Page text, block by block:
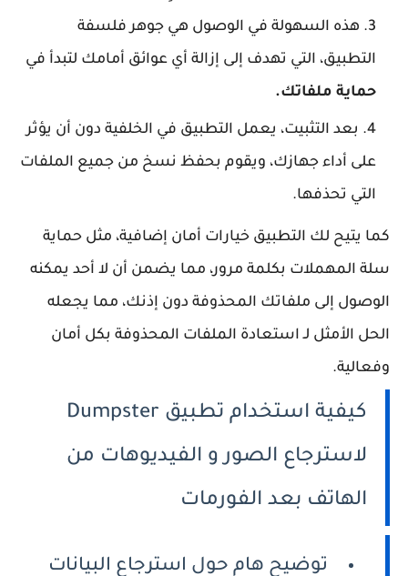
هذه السهولة في الوصول هي جوهر فلسفة
التطبيق، التي تهدف إلى إزالة أي عوائق أمامك لتبدأ في
حماية ملفاتك.
بعد التثبيت، يعمل التطبيق في الخلفية دون أن يؤثر
على أداء جهازك، ويقوم بحفظ نسخ من جميع الملفات
التي تحذفها.
كما يتيح لك التطبيق خيارات أمان إضافية، مثل حماية
سلة المهملات بكلمة مرور، مما يضمن أن لا أحد يمكنه
الوصول إلى ملفاتك المحذوفة دون إذنك، مما يجعله
الحل الأمثل لـ استعادة الملفات المحذوفة بكل أمان
وفعالية.
كيفية استخدام تطبيق Dumpster
لاسترجاع الصور و الفيديوهات من
الهاتف بعد الفورمات
توضيح هام حول استرجاع البيانات